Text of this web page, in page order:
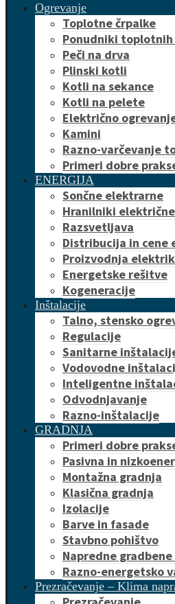
Ogrevanje
Toplotne črpalke
Ponudniki
Peči na drva
Plinski kotli
Kotli na sekance
Kotli na pelete
Električno
Kamini
Razno-varčevanje
Primeri dobre
ENERGIJA
Sončne elektrarne
Hranilniki
Razsvetljava
Distribucija in cene
Proizvodnja
Energetske rešitve
Kogeneracije
Inštalacije
Talno, stensko
Regulacije
Sanitarne
Vodovodne
Inteligentne
Odvodnjavanje
Razno-inštalacije
GRADNJA
Primeri dobre
Pasivna in
Montažna gradnja
Klasična gradnja
Izolacije
Barve in fasade
Stavbno pohištvo
Napredne
Razno-energetsko
Prezračevanje – Klima